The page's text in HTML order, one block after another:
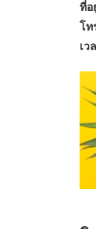
ที่อ
โท
เว